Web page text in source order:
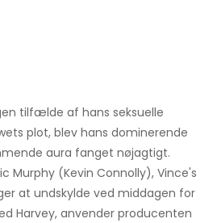
tilfælde af hans seksuelle
plot, blev hans dominerende
aura fanget nøjagtigt.
Murphy (Kevin Connolly), Vince's
at undskylde ved middagen for
Harvey, anvender producenten